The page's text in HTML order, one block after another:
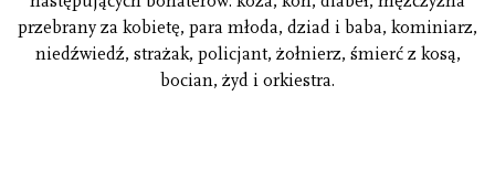
przebrany za kobietę, para młoda, dziad i baba, kominiarz,
niedźwiedź, strażak, policjant, żołnierz, śmierć z kosą,
bocian, żyd i orkiestra.